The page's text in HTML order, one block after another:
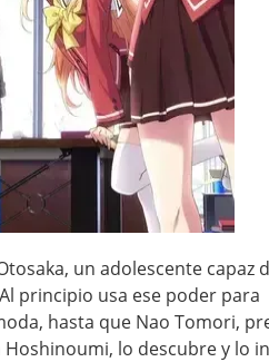
un adolescente capaz
principio usa ese poder para
hasta que Nao Tomori,
lo descubre y lo